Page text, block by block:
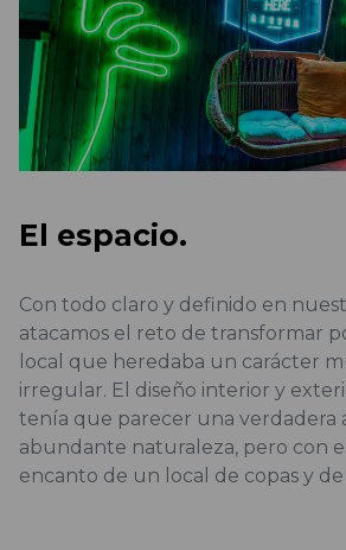
El espacio.
Con todo claro y definido en
atacamos el reto de transformar
local que heredaba un carácter
irregular. El diseño interior y
tenía que parecer una verdadera
abundante naturaleza, pero con
encanto de un local de copas y de